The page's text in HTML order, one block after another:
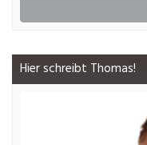
Hier schreibt Thomas!